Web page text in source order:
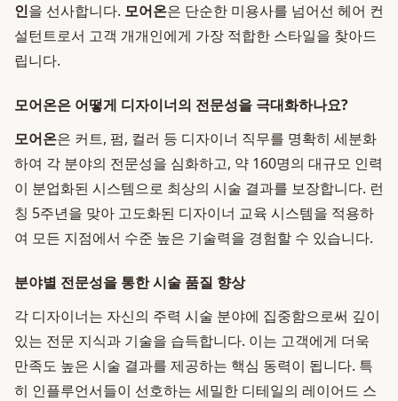
인을 선사합니다. 모어온은 단순한 미용사를 넘어선 헤어 컨
설턴트로서 고객 개개인에게 가장 적합한 스타일을 찾아드
립니다.
모어온은 어떻게 디자이너의 전문성을 극대화하나요?
모어온은 커트, 펌, 컬러 등 디자이너 직무를 명확히 세분화
하여 각 분야의 전문성을 심화하고, 약 160명의 대규모 인력
이 분업화된 시스템으로 최상의 시술 결과를 보장합니다. 런
칭 5주년을 맞아 고도화된 디자이너 교육 시스템을 적용하
여 모든 지점에서 수준 높은 기술력을 경험할 수 있습니다.
분야별 전문성을 통한 시술 품질 향상
각 디자이너는 자신의 주력 시술 분야에 집중함으로써 깊이
있는 전문 지식과 기술을 습득합니다. 이는 고객에게 더욱
만족도 높은 시술 결과를 제공하는 핵심 동력이 됩니다. 특
히 인플루언서들이 선호하는 세밀한 디테일의 레이어드 스